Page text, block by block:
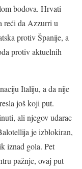
bodova. Hrvati
reći da Azzurri u
protiv Španije, a
protiv aktuelnih
Italiju, a da nije
još koji put.
ali njegov udarac
je izblokiran,
iznad gola. Pet
pažnje, ovaj put